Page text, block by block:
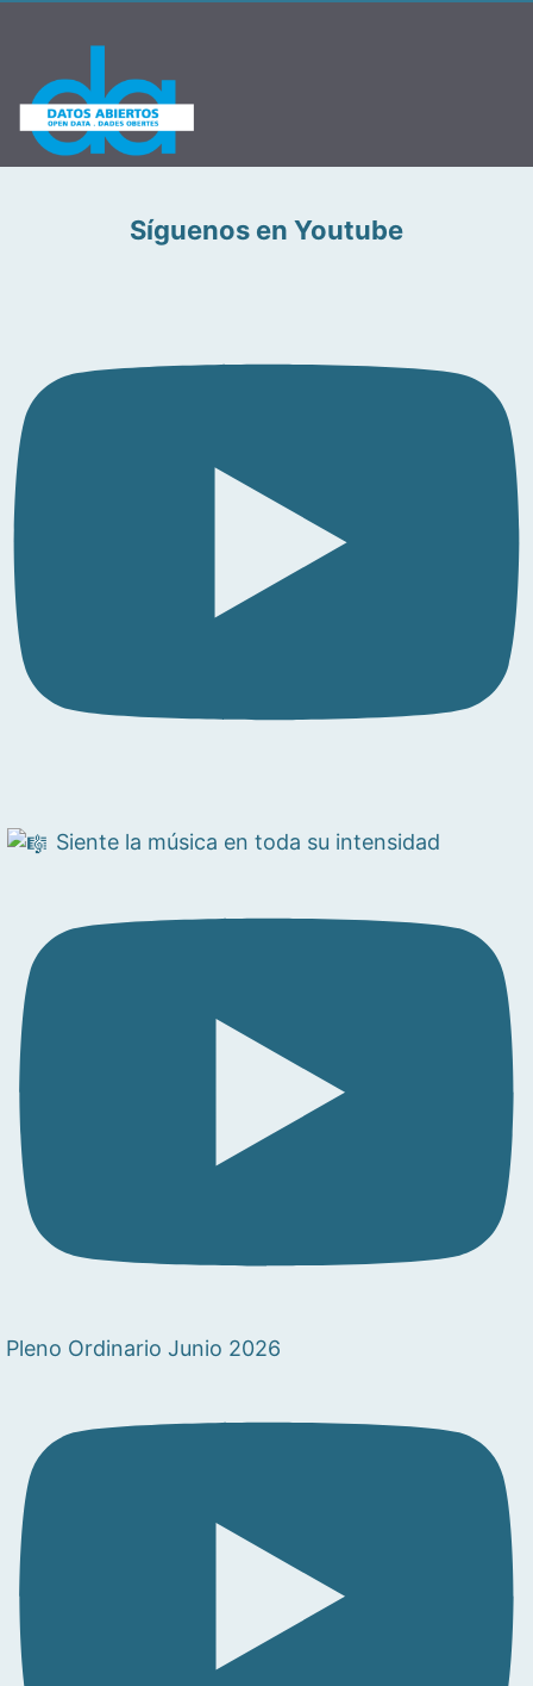
Síguenos en Youtube
Siente la música en toda su intensidad
Pleno Ordinario Junio 2026